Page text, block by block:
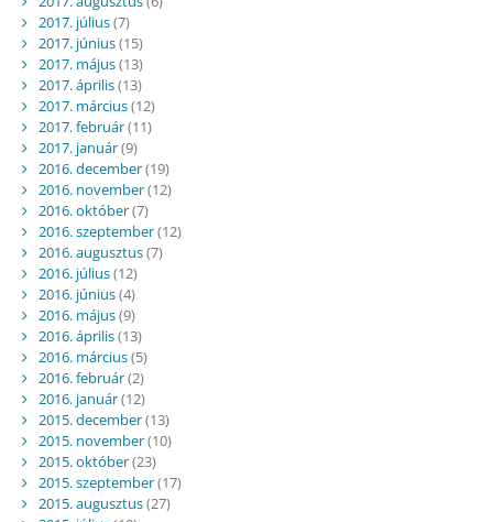
2017. július(7)
2017. június(15)
2017. május(13)
2017. április(13)
2017. március(12)
2017. február(11)
2017. január(9)
2016. december(19)
2016. november(12)
2016. október(7)
2016. szeptember(12)
2016. augusztus(7)
2016. július(12)
2016. június(4)
2016. május(9)
2016. április(13)
2016. március(5)
2016. február(2)
2016. január(12)
2015. december(13)
2015. november(10)
2015. október(23)
2015. szeptember(17)
2015. augusztus(27)